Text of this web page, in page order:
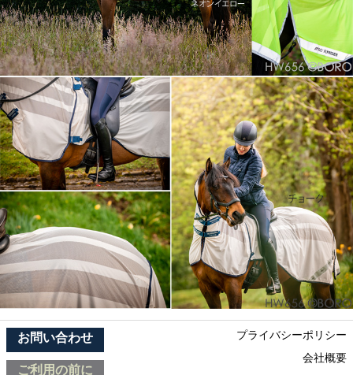
お問い合わせ
ご利用の前に
プライバシーポリシー
会社概要